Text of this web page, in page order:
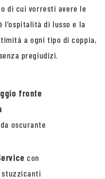
di cui vorresti avere le
l’ospitalità di lusso e la
a ogni tipo di coppia,
pregiudizi.
fronte
oscurante
con
stuzzicanti